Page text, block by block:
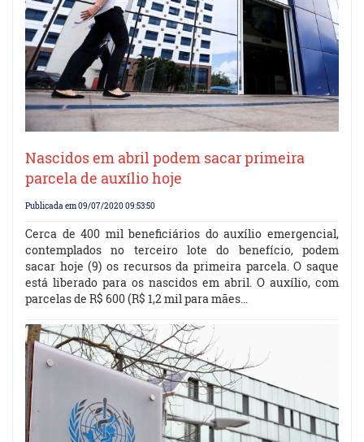
Nascidos em abril podem sacar primeira
parcela de auxílio hoje
Publicada em 09/07/2020 09:53:50
Cerca de 400 mil beneficiários do auxílio emergencial,
contemplados no terceiro lote do benefício, podem
sacar hoje (9) os recursos da primeira parcela. O saque
está liberado para os nascidos em abril. O auxílio, com
parcelas de R$ 600 (R$ 1,2 mil para mães…